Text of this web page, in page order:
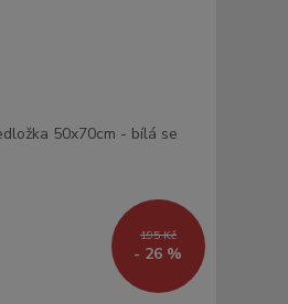
195 Kč
- 26 %